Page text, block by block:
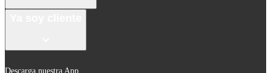
Descarga nuestra App